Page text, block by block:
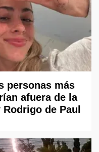
personas más
afuera de la
de Paul